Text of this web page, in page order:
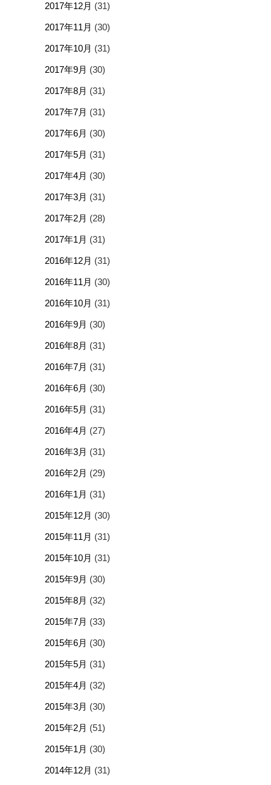
2017年12月 (31)
2017年11月 (30)
2017年10月 (31)
2017年9月 (30)
2017年8月 (31)
2017年7月 (31)
2017年6月 (30)
2017年5月 (31)
2017年4月 (30)
2017年3月 (31)
2017年2月 (28)
2017年1月 (31)
2016年12月 (31)
2016年11月 (30)
2016年10月 (31)
2016年9月 (30)
2016年8月 (31)
2016年7月 (31)
2016年6月 (30)
2016年5月 (31)
2016年4月 (27)
2016年3月 (31)
2016年2月 (29)
2016年1月 (31)
2015年12月 (30)
2015年11月 (31)
2015年10月 (31)
2015年9月 (30)
2015年8月 (32)
2015年7月 (33)
2015年6月 (30)
2015年5月 (31)
2015年4月 (32)
2015年3月 (30)
2015年2月 (51)
2015年1月 (30)
2014年12月 (31)